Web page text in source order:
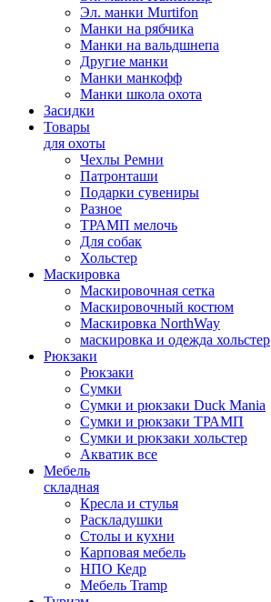
Эл. манки Murtifon
Манки на рябчика
Манки на вальдшнепа
Другие манки
Манки манкофф
Манки школа охота
Засидки
Товары
для охоты
Чехлы Ремни
Патронташи
Подарки сувениры
Разное
ТРАМП мелочь
Для собак
Хольстер
Маскировка
Маскировочная сетка
Маскировочный костюм
Маскировка NorthWay
маскировка и одежда хольстер
Рюкзаки
Рюкзаки
Сумки
Сумки и рюкзаки Duck Mania
Сумки и рюкзаки ТРАМП
Сумки и рюкзаки хольстер
Акватик все
Мебель
складная
Кресла и стулья
Раскладушки
Столы и кухни
Карповая мебель
НПО Кедр
Мебель Tramp